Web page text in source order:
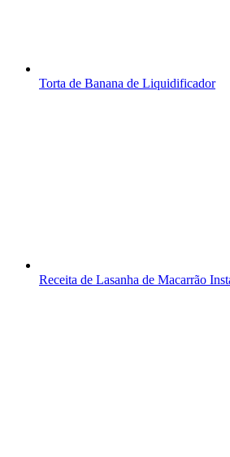
Torta de Banana de Liquidificador
Receita de Lasanha de Macarrão